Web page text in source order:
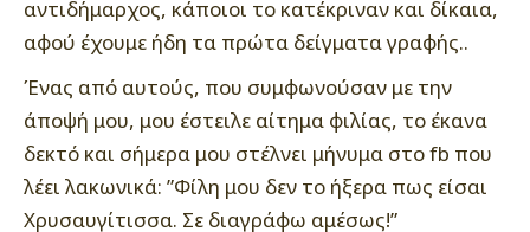
αντιδήμαρχος, κάποιοι το κατέκριναν και δίκαια,
αφού έχουμε ήδη τα πρώτα δείγματα γραφής..
Ένας από αυτούς, που συμφωνούσαν με την
άποψή μου, μου έστειλε αίτημα φιλίας, το έκανα
δεκτό και σήμερα μου στέλνει μήνυμα στο fb που
λέει λακωνικά: ”Φίλη μου δεν το ήξερα πως είσαι
Χρυσαυγίτισσα. Σε διαγράφω αμέσως!”